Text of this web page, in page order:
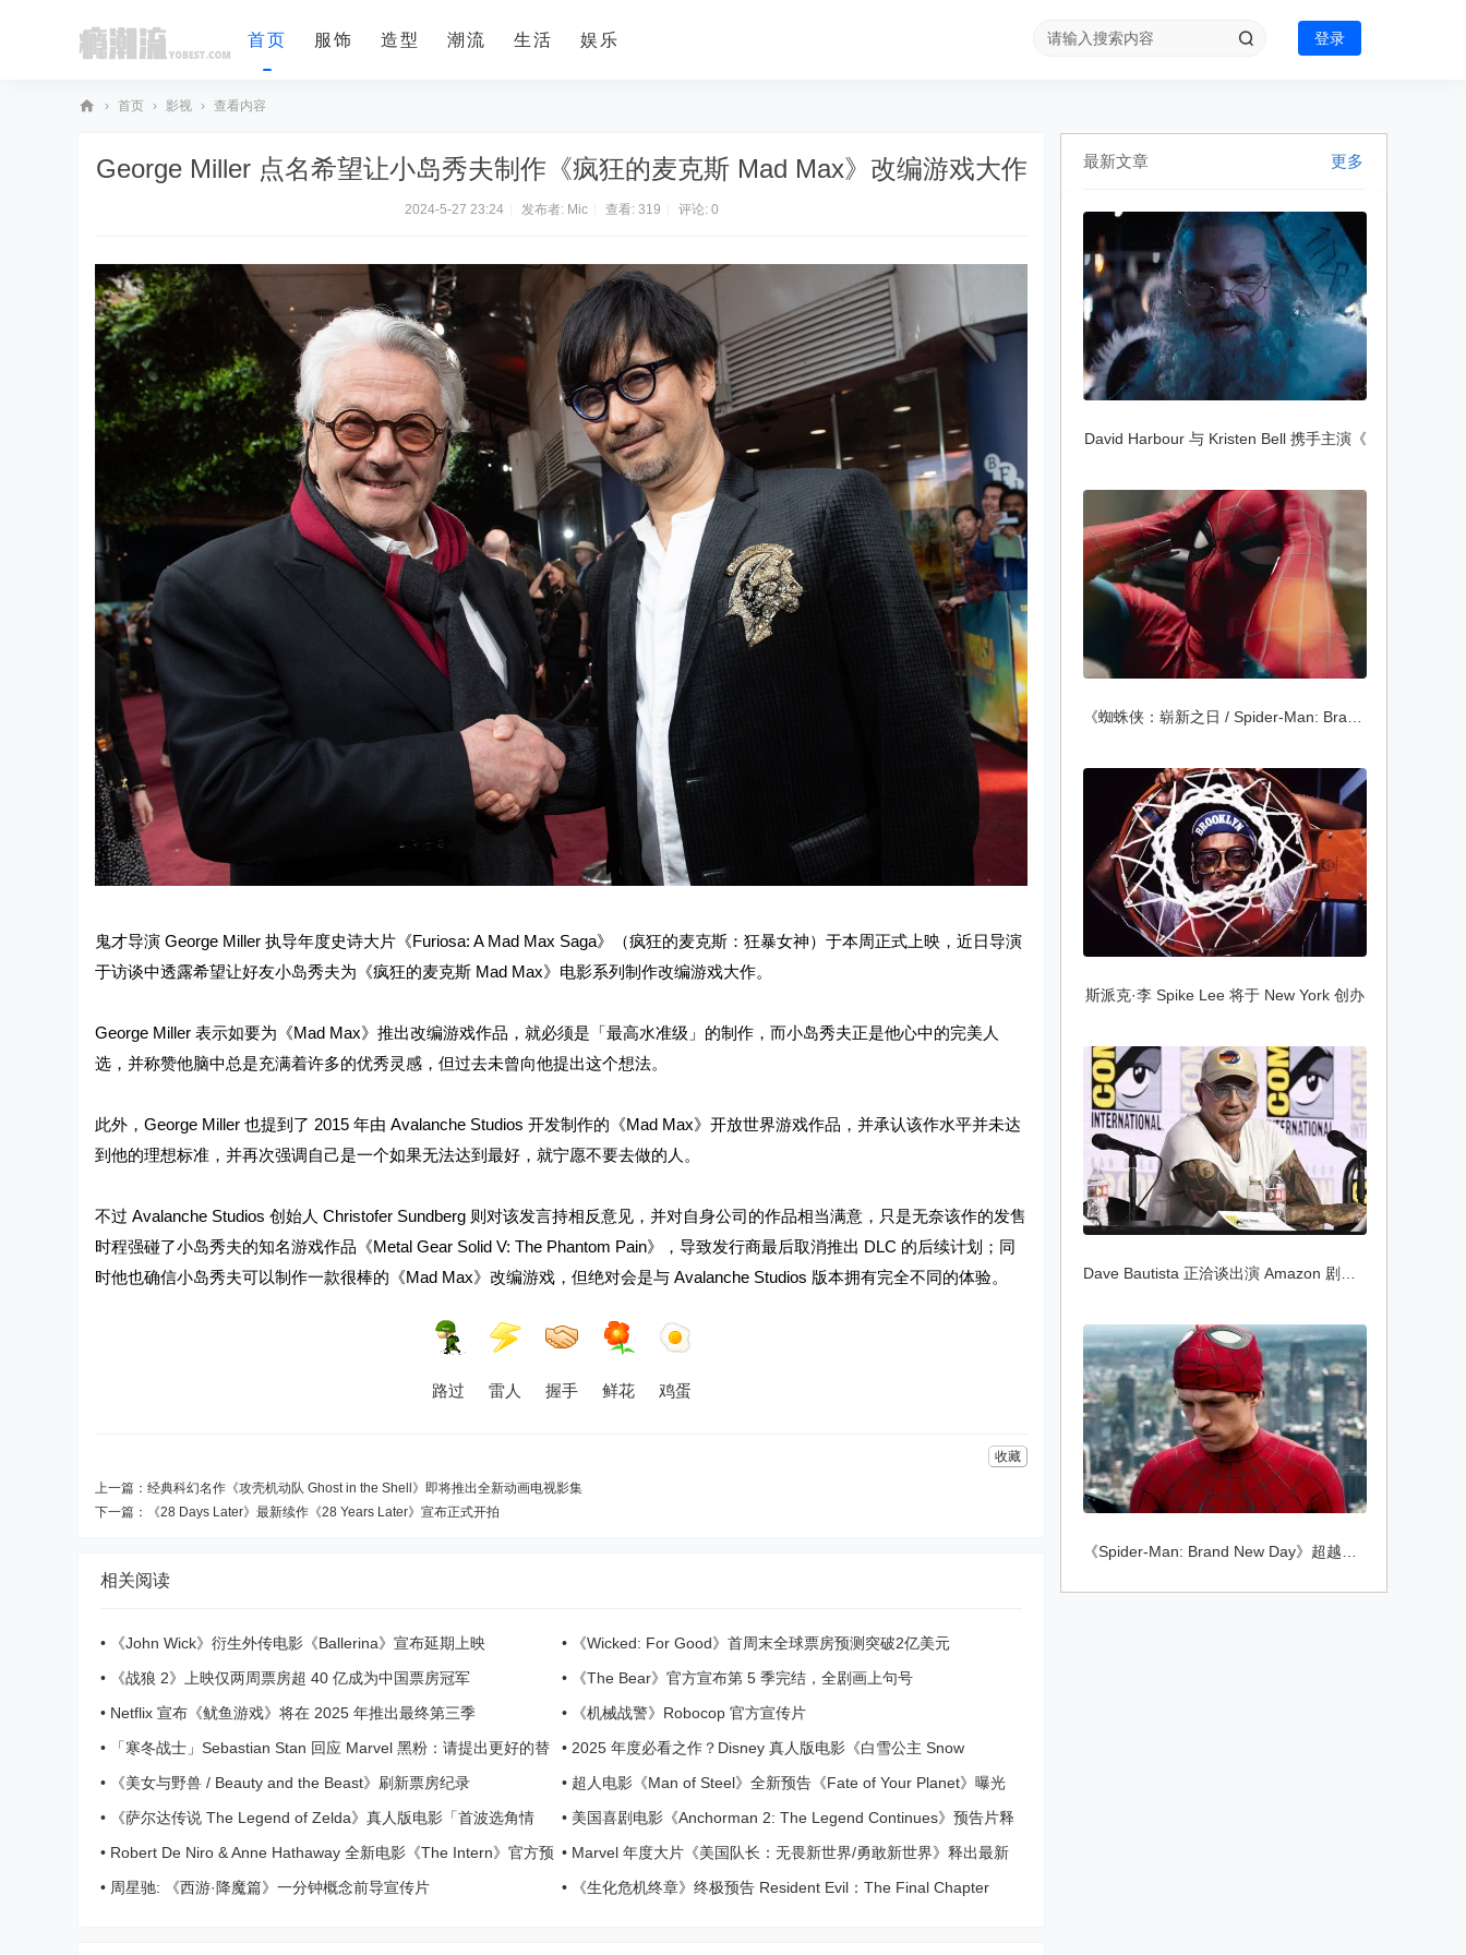
首页 服饰 造型 潮流 生活 娱乐 登录
› 首页 › 影视 › 查看内容
George Miller 点名希望让小岛秀夫制作《疯狂的麦克斯 Mad Max》改编游戏大作
2024-5-27 23:24 发布者: Mic 查看: 319 评论: 0
鬼才导演 George Miller 执导年度史诗大片《Furiosa: A Mad Max Saga》（疯狂的麦克斯：狂暴女神）于本周正式上映，近日导演
于访谈中透露希望让好友小岛秀夫为《疯狂的麦克斯 Mad Max》电影系列制作改编游戏大作。
George Miller 表示如要为《Mad Max》推出改编游戏作品，就必须是「最高水准级」的制作，而小岛秀夫正是他心中的完美人
选，并称赞他脑中总是充满着许多的优秀灵感，但过去未曾向他提出这个想法。
此外，George Miller 也提到了 2015 年由 Avalanche Studios 开发制作的《Mad Max》开放世界游戏作品，并承认该作水平并未达
到他的理想标准，并再次强调自己是一个如果无法达到最好，就宁愿不要去做的人。
不过 Avalanche Studios 创始人 Christofer Sundberg 则对该发言持相反意见，并对自身公司的作品相当满意，只是无奈该作的发售
时程强碰了小岛秀夫的知名游戏作品《Metal Gear Solid V: The Phantom Pain》，导致发行商最后取消推出 DLC 的后续计划；同
时他也确信小岛秀夫可以制作一款很棒的《Mad Max》改编游戏，但绝对会是与 Avalanche Studios 版本拥有完全不同的体验。
路过 雷人 握手 鲜花 鸡蛋
收藏
上一篇： 经典科幻名作《攻壳机动队 Ghost in the Shell》即将推出全新动画电视影集
下一篇：
《28 Days Later》最新续作《28 Years Later》宣布正式开拍
相关阅读
• 《John Wick》衍生外传电影《Ballerina》宣布延期上映 •
《Wicked: For Good》首周末全球票房预测突破2亿美元
•
《战狼 2》上映仅两周票房超 40 亿成为中国票房冠军 •
《The Bear》官方宣布第 5 季完结，全剧画上句号
• Netflix 宣布《鱿鱼游戏》将在 2025 年推出最终第三季 •
《机械战警》Robocop 官方宣传片
•
「寒冬战士」Sebastian Stan 回应 Marvel 黑粉：请提出更好的替
代方案
• 2025 年度必看之作？Disney 真人版电影《白雪公主 Snow
White》首波预告正式登场
• 《美女与野兽 / Beauty and the Beast》刷新票房纪录 • 超人电影《Man of Steel》全新预告《Fate of Your Planet》曝光
•
《萨尔达传说 The Legend of Zelda》真人版电影「首波选角情
报」正式公开
• 美国喜剧电影《Anchorman 2: The Legend Continues》预告片释
出
• Robert De Niro & Anne Hathaway 全新电影《The Intern》官方预
告片
• Marvel 年度大片《美国队长：无畏新世界/勇敢新世界》释出最新
预告与 IMAX 电影海报
• 周星驰: 《西游·降魔篇》一分钟概念前导宣传片 • 《生化危机终章》终极预告 Resident Evil：The Final Chapter
最新文章 更多
David Harbour 与 Kristen Bell 携手主演《
斯派克·李 Spike Lee 将于 New York 创办